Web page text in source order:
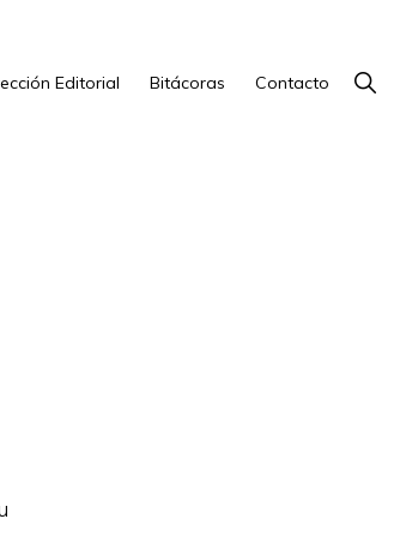
Editorial Bitácoras Contacto Show